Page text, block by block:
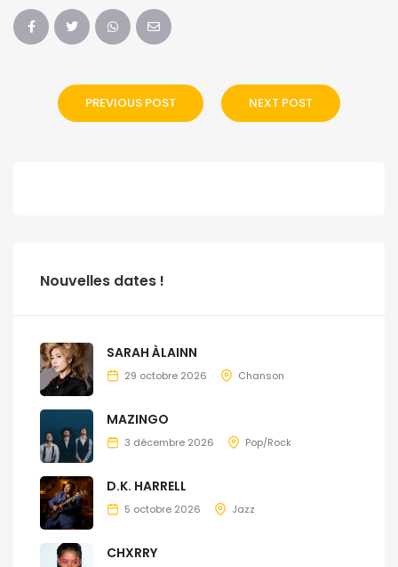
PREVIOUS POST NEXT POST
Nouvelles dates !
SARAH ÀLAINN
29 octobre 2026 Chanson
MAZINGO
3 décembre 2026 Pop/Rock
D.K. HARRELL
5 octobre 2026 Jazz
CHXRRY